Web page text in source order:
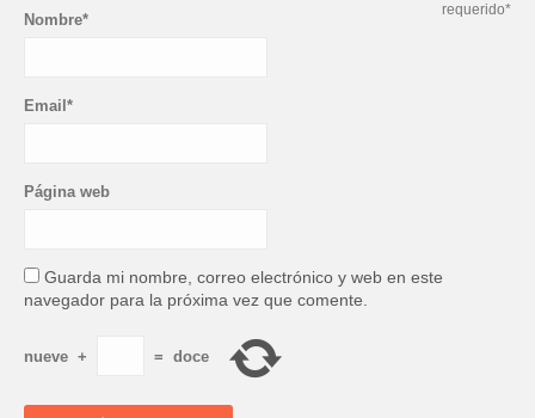
requerido*
Nombre*
Email*
Página web
Guarda mi nombre, correo electrónico y web en este
navegador para la próxima vez que comente.
nueve + = doce